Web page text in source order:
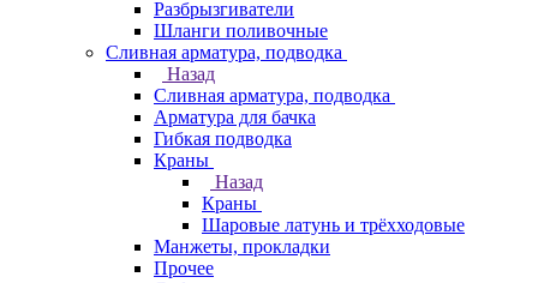
Разбрызгиватели
Шланги поливочные
Сливная арматура, подводка
Назад
Сливная арматура, подводка
Арматура для бачка
Гибкая подводка
Краны
Назад
Краны
Шаровые латунь и трёхходовые
Манжеты, прокладки
Прочее